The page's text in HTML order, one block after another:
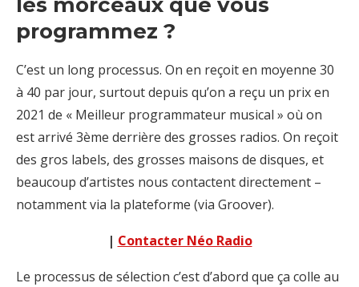
programmez ?
C’est un long processus. On en reçoit en moyenne 30
à 40 par jour, surtout depuis qu’on a reçu un prix en
2021 de « Meilleur programmateur musical » où on
est arrivé 3ème derrière des grosses radios. On reçoit
des gros labels, des grosses maisons de disques, et
beaucoup d’artistes nous contactent directement –
notamment via la plateforme (via Groover).
| Contacter Néo Radio
Le processus de sélection c’est d’abord que ça colle au